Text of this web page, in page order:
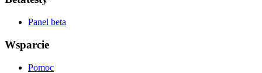
Panel beta
Wsparcie
Pomoc